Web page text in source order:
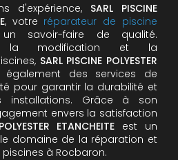
d'expérience, SARL PISCINE
, votre réparateur de piscine
savoir-faire de qualité.
la modification et la
SARL PISCINE POLYESTER
également des services de
pour garantir la durabilité et
installations. Grâce à son
envers la satisfaction
ETANCHEITE est un
domaine de la réparation et
à Rocbaron.